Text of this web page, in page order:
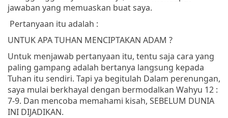
jawaban yang memuaskan buat saya.
Pertanyaan itu adalah :
UNTUK APA TUHAN MENCIPTAKAN ADAM ?
Untuk menjawab pertanyaan itu, tentu saja cara yang
paling gampang adalah bertanya langsung kepada
Tuhan itu sendiri. Tapi ya begitulah Dalam perenungan,
saya mulai berkhayal dengan bermodalkan Wahyu 12 :
7-9. Dan mencoba memahami kisah, SEBELUM DUNIA
INI DIJADIKAN.